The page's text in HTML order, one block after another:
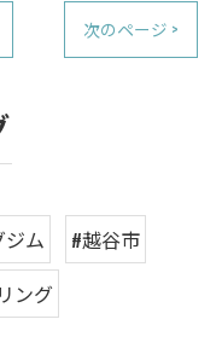
次のページ >
ム
#越谷市
ング